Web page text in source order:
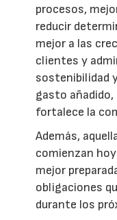
procesos,
reducir
mejor a las
clientes y
sostenibilidad
gasto
fortalece la
Además,
comienzan
mejor
obligaciones
durante los